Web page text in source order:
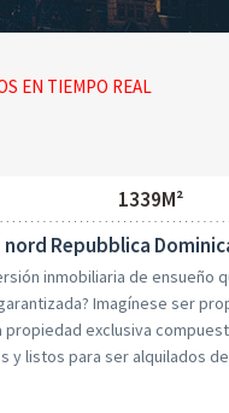
EN TIEMPO REAL
1339M²
Repubblica
inmobiliaria de ensueño
Imagínese ser
propiedad exclusiva
y listos para ser alquilados